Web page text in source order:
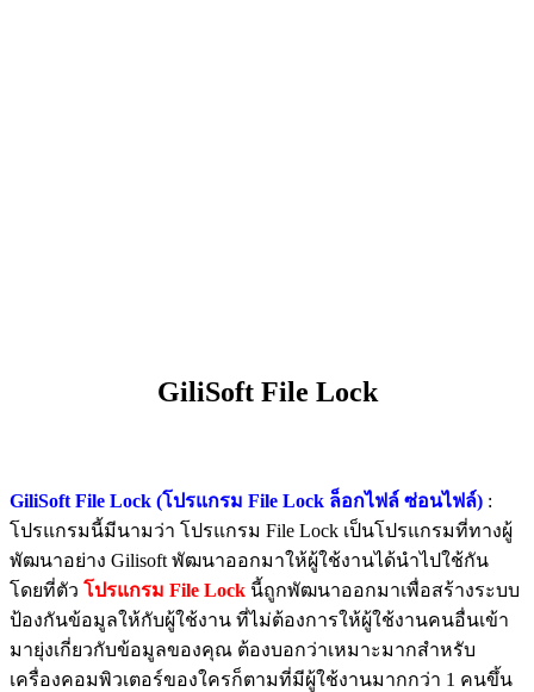
GiliSoft File Lock
GiliSoft File Lock (โปรแกรม File Lock ล็อกไฟล์ ซ่อนไฟล์) :
โปรแกรมนี้มีนามว่า โปรแกรม File Lock เป็นโปรแกรมที่ทางผู้
พัฒนาอย่าง Gilisoft พัฒนาออกมาให้ผู้ใช้งานได้นำไปใช้กัน
โดยที่ตัว โปรแกรม File Lock นี้ถูกพัฒนาออกมาเพื่อสร้างระบบ
ป้องกันข้อมูลให้กับผู้ใช้งาน ที่ไม่ต้องการให้ผู้ใช้งานคนอื่นเข้า
มายุ่งเกี่ยวกับข้อมูลของคุณ ต้องบอกว่าเหมาะมากสำหรับ
เครื่องคอมพิวเตอร์ของใครก็ตามที่มีผู้ใช้งานมากกว่า 1 คนขึ้น